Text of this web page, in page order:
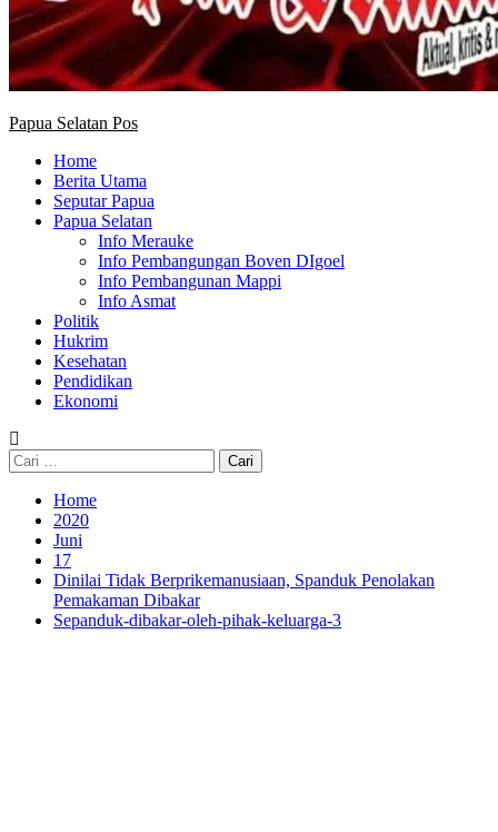
Papua Selatan Pos
Home
Berita Utama
Seputar Papua
Papua Selatan
Info Merauke
Info Pembangungan Boven DIgoel
Info Pembangunan Mappi
Info Asmat
Politik
Hukrim
Kesehatan
Pendidikan
Ekonomi
Cari
untuk:
Home
2020
Juni
17
Dinilai Tidak Berprikemanusiaan, Spanduk Penolakan
Pemakaman Dibakar
Sepanduk-dibakar-oleh-pihak-keluarga-3